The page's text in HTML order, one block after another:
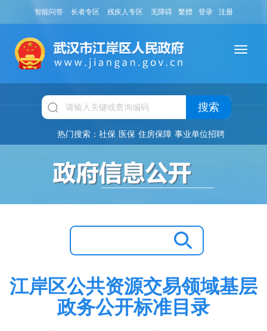
智能问答 长者专区 残疾人专区 无障碍 繁體 登录 注册
搜索
热门搜索： 社保 医保 住房保障 事业单位招聘
江岸区公共资源交易领域基层
政务公开标准目录